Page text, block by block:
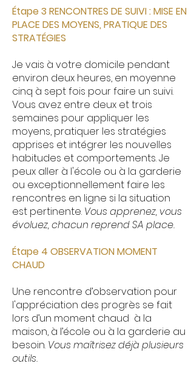
Étape 3 RENCONTRES DE SUIVI : MISE EN
PLACE DES MOYENS, PRATIQUE DES
STRATÉGIES
Je vais à votre domicile pendant
environ deux heures, en moyenne
cinq à sept fois pour faire un suivi.
Vous avez entre deux et trois
semaines pour appliquer les
moyens, pratiquer les stratégies
apprises et intégrer les nouvelles
habitudes et comportements. Je
peux aller à l'école ou à la garderie
ou exceptionnellement faire les
rencontres en ligne si la situation
est pertinente. Vous apprenez, vous
évoluez, chacun reprend SA place.
Étape 4 OBSERVATION MOMENT
CHAUD
Une rencontre d’observation pour
l'appréciation des progrès se fait
lors d’un moment chaud à la
maison, à l’école ou à la garderie au
besoin. Vous maîtrisez déjà plusieurs
outils.